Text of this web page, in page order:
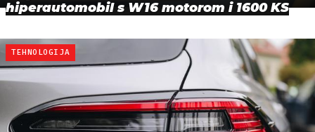
hiperautomobil s W16 motorom i 1600 KS
TEHNOLOGIJA